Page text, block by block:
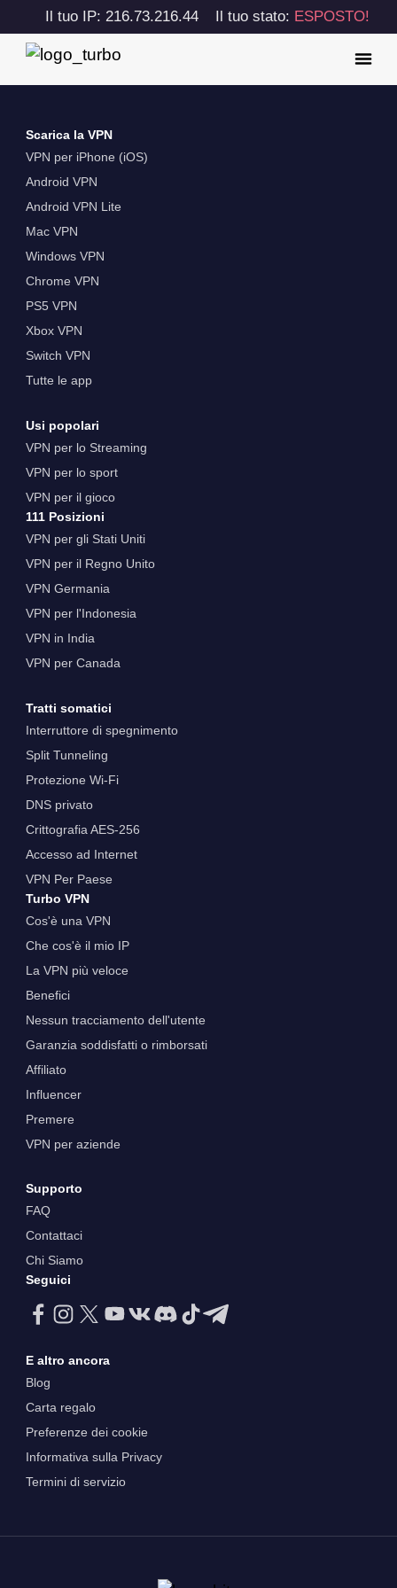
Il tuo IP: 216.73.216.44 Il tuo stato: ESPOSTO!
Scarica la VPN
VPN per iPhone (iOS)
Android VPN
Android VPN Lite
Mac VPN
Windows VPN
Chrome VPN
PS5 VPN
Xbox VPN
Switch VPN
Tutte le app
Usi popolari
VPN per lo Streaming
VPN per lo sport
VPN per il gioco
111 Posizioni
VPN per gli Stati Uniti
VPN per il Regno Unito
VPN Germania
VPN per l'Indonesia
VPN in India
VPN per Canada
Tratti somatici
Interruttore di spegnimento
Split Tunneling
Protezione Wi-Fi
DNS privato
Crittografia AES-256
Accesso ad Internet
VPN Per Paese
Turbo VPN
Cos'è una VPN
Che cos'è il mio IP
La VPN più veloce
Benefici
Nessun tracciamento dell'utente
Garanzia soddisfatti o rimborsati
Affiliato
Influencer
Premere
VPN per aziende
Supporto
FAQ
Contattaci
Chi Siamo
Seguici
E altro ancora
Blog
Carta regalo
Preferenze dei cookie
Informativa sulla Privacy
Termini di servizio